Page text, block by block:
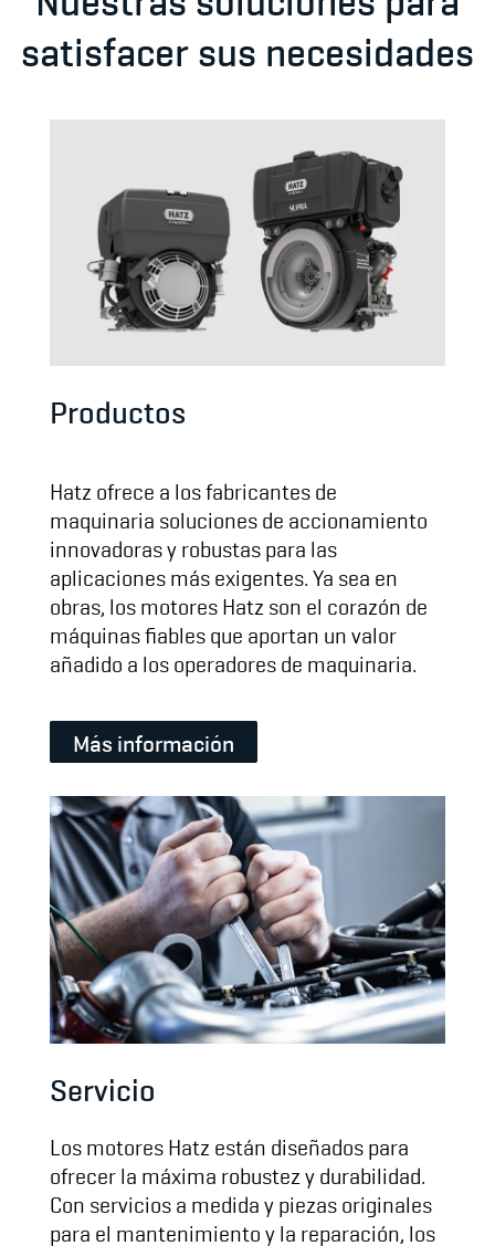
satisfacer sus necesidades
Productos
Hatz ofrece a los fabricantes de
maquinaria soluciones de accionamiento
innovadoras y robustas para las
aplicaciones más exigentes. Ya sea en
obras, los motores Hatz son el corazón de
máquinas fiables que aportan un valor
añadido a los operadores de maquinaria.
Más información
Servicio
Los motores Hatz están diseñados para
ofrecer la máxima robustez y durabilidad.
Con servicios a medida y piezas originales
para el mantenimiento y la reparación, los